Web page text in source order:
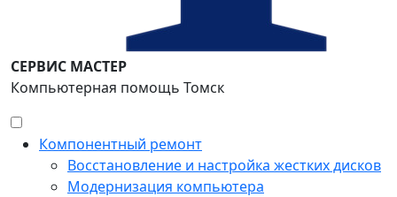
СЕРВИС МАСТЕР
Компьютерная помощь Томск
Компонентный ремонт
Восстановление и настройка жестких дисков
Модернизация компьютера